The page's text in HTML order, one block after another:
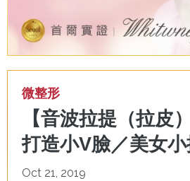
微整形
【音波拉提（拉皮
打造小V臉／美女
Oct 21, 2019